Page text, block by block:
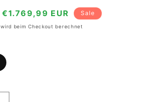
Verkaufspreis
€1.769,99 EUR Sale
wird beim Checkout berechnet